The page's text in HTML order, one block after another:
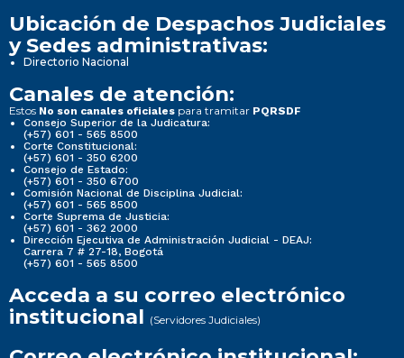
Ubicación de Despachos Judiciales
y Sedes administrativas:
Directorio Nacional
Canales de atención:
Estos No son canales oficiales para tramitar PQRSDF
Consejo Superior de la Judicatura:
(+57) 601 - 565 8500
Corte Constitucional:
(+57) 601 - 350 6200
Consejo de Estado:
(+57) 601 - 350 6700
Comisión Nacional de Disciplina Judicial:
(+57) 601 - 565 8500
Corte Suprema de Justicia:
(+57) 601 - 362 2000
Dirección Ejecutiva de Administración Judicial - DEAJ:
Carrera 7 # 27-18, Bogotá
(+57) 601 - 565 8500
Acceda a su correo electrónico
institucional (Servidores Judiciales)